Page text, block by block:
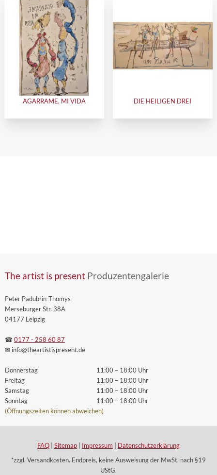
AGARRAME, MI VIDA DIE HEILIGEN DREI
The artist is present Produzentengalerie
Peter Padubrin-Thomys
Merseburger Str. 38A
04177 Leipzig
☎ 0177 - 258 60 87
✉ info@theartistispresent.de
Donnerstag
Freitag
Samstag
Sonntag
11:00 – 18:00 Uhr
11:00 – 18:00 Uhr
11:00 – 18:00 Uhr
11:00 – 18:00 Uhr
(Öffnungszeiten können abweichen)
FAQ Sitemap Impressum
Datenschutzerklärung
*zzgl. Versandkosten. Endpreis, keine Ausweisung der MwSt. nach §19
UStG.